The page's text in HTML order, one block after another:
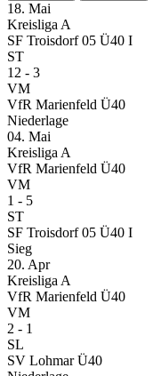
18. Mai
Kreisliga A
SF Troisdorf 05 Ü40 I
ST
12 - 3
VM
VfR Marienfeld Ü40
Niederlage
04. Mai
Kreisliga A
VfR Marienfeld Ü40
VM
1 - 5
ST
SF Troisdorf 05 Ü40 I
Sieg
20. Apr
Kreisliga A
VfR Marienfeld Ü40
VM
2 - 1
SL
SV Lohmar Ü40